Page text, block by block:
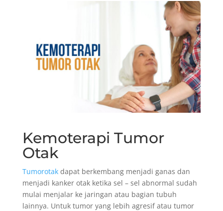
Kemoterapi Tumor
Otak
Tumorotakdapat berkembang menjadi ganas dan
menjadi kanker otak ketika sel – sel abnormal sudah
mulai menjalar ke jaringan atau bagian tubuh
lainnya. Untuk tumor yang lebih agresif atau tumor